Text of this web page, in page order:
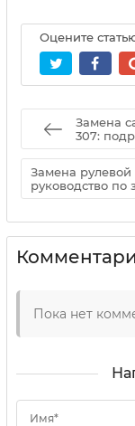
Оцените
Замена
307:
Замена рулевой
руководство по
Пока нет
Имя*